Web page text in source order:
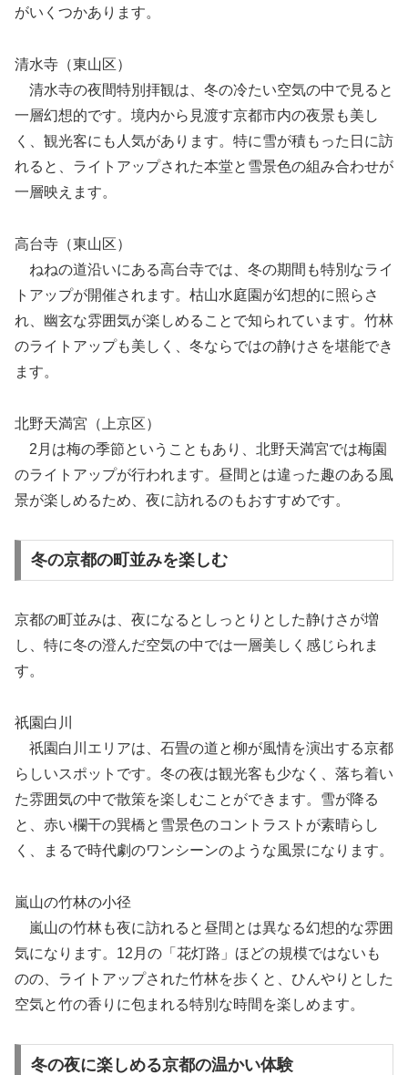
がいくつかあります。
清水寺（東山区）
清水寺の夜間特別拝観は、冬の冷たい空気の中で見ると
一層幻想的です。境内から見渡す京都市内の夜景も美し
く、観光客にも人気があります。特に雪が積もった日に訪
れると、ライトアップされた本堂と雪景色の組み合わせが
一層映えます。
高台寺（東山区）
ねねの道沿いにある高台寺では、冬の期間も特別なライ
トアップが開催されます。枯山水庭園が幻想的に照らさ
れ、幽玄な雰囲気が楽しめることで知られています。竹林
のライトアップも美しく、冬ならではの静けさを堪能でき
ます。
北野天満宮（上京区）
2月は梅の季節ということもあり、北野天満宮では梅園
のライトアップが行われます。昼間とは違った趣のある風
景が楽しめるため、夜に訪れるのもおすすめです。
冬の京都の町並みを楽しむ
京都の町並みは、夜になるとしっとりとした静けさが増
し、特に冬の澄んだ空気の中では一層美しく感じられま
す。
祇園白川
祇園白川エリアは、石畳の道と柳が風情を演出する京都
らしいスポットです。冬の夜は観光客も少なく、落ち着い
た雰囲気の中で散策を楽しむことができます。雪が降る
と、赤い欄干の巽橋と雪景色のコントラストが素晴らし
く、まるで時代劇のワンシーンのような風景になります。
嵐山の竹林の小径
嵐山の竹林も夜に訪れると昼間とは異なる幻想的な雰囲
気になります。12月の「花灯路」ほどの規模ではないも
のの、ライトアップされた竹林を歩くと、ひんやりとした
空気と竹の香りに包まれる特別な時間を楽しめます。
冬の夜に楽しめる京都の温かい体験